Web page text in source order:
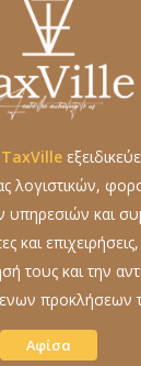
TaxVille
λογιστικών,
υπηρεσιών και
και
τους και την
προκλήσεων
Αφίσα